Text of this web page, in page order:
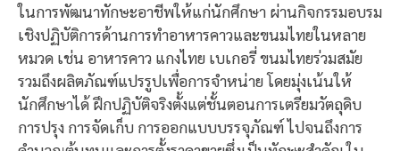
ในการพัฒนาทักษะอาชีพให้แก่นักศึกษา ผ่านกิจกรรมอบรม
เชิงปฏิบัติการด้านการทำอาหารคาวและขนมไทยในหลาย
หมวด เช่น อาหารคาว แกงไทย เบเกอรี่ ขนมไทยร่วมสมัย
รวมถึงผลิตภัณฑ์แปรรูปเพื่อการจำหน่าย โดยมุ่งเน้นให้
นักศึกษาได้ ฝึกปฏิบัติจริงตั้งแต่ชั้นตอนการเตรียมวัตถุดิบ
การปรุง การจัดเก็บ การออกแบบบรรจุภัณฑ์ ไปจนถึงการ